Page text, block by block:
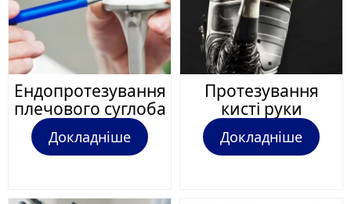
Ендопротезування
плечового суглоба
Докладніше
Протезування
кисті руки
Докладніше